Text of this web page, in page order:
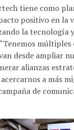
tiene como
positivo en la
la tecnología
múltiples
desde ampliar
alianzas
a más
de